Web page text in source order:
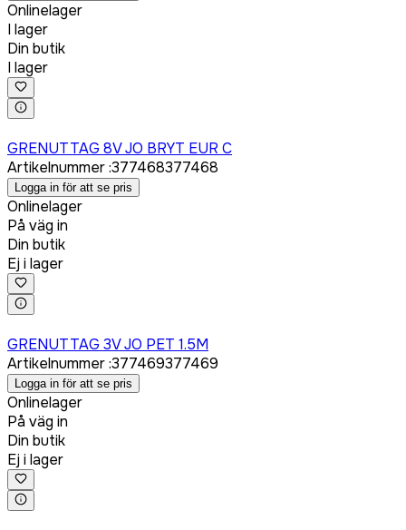
Onlinelager
I lager
Din butik
I lager
GRENUTTAG 8V JO BRYT EUR C
Artikelnummer:377468377468
Logga in för att se pris
Onlinelager
På väg in
Din butik
Ej i lager
GRENUTTAG 3V JO PET 1.5M
Artikelnummer:377469377469
Logga in för att se pris
Onlinelager
På väg in
Din butik
Ej i lager